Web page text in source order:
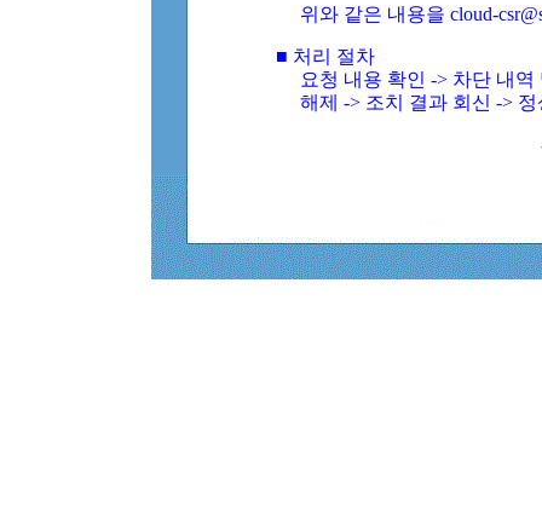
위와 같은 내용을 cloud-
■ 처리 절차
요청 내용 확인 -> 차단 내
해제 -> 조치 결과 회신 ->